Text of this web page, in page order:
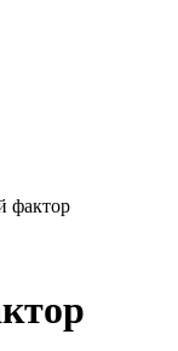
фактор